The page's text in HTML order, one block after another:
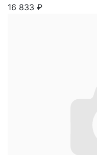
16 833 ₽